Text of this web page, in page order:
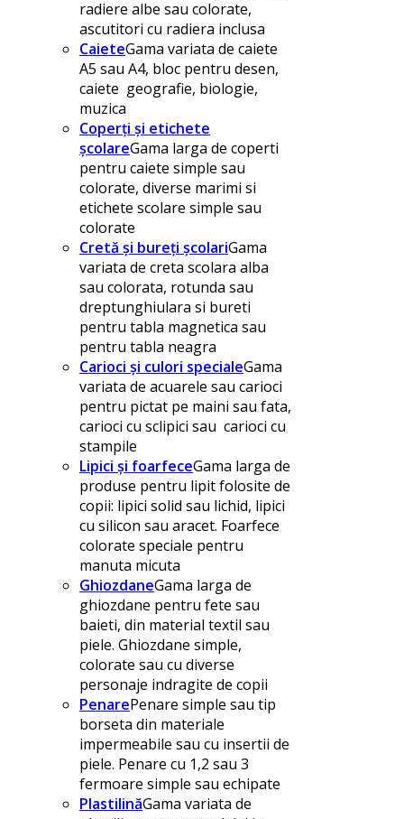
radiere albe sau colorate,
ascutitori cu radiera inclusa
CaieteGama variata de caiete
A5 sau A4, bloc pentru desen,
caiete geografie, biologie,
muzica
Coperți și etichete
școlareGama larga de coperti
pentru caiete simple sau
colorate, diverse marimi si
etichete scolare simple sau
colorate
Cretă și bureți școlariGama
variata de creta scolara alba
sau colorata, rotunda sau
dreptunghiulara si bureti
pentru tabla magnetica sau
pentru tabla neagra
Carioci și culori specialeGama
variata de acuarele sau carioci
pentru pictat pe maini sau fata,
carioci cu sclipici sau carioci cu
stampile
Lipici și foarfeceGama larga de
produse pentru lipit folosite de
copii: lipici solid sau lichid, lipici
cu silicon sau aracet. Foarfece
colorate speciale pentru
manuta micuta
GhiozdaneGama larga de
ghiozdane pentru fete sau
baieti, din material textil sau
piele. Ghiozdane simple,
colorate sau cu diverse
personaje indragite de copii
PenarePenare simple sau tip
borseta din materiale
impermeabile sau cu insertii de
piele. Penare cu 1,2 sau 3
fermoare simple sau echipate
PlastilinăGama variata de